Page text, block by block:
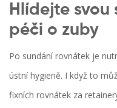
Hlídejte
péči o zuby
Po sundání rovnátek je
ústní hygieně. I když to
fixních rovnátek za